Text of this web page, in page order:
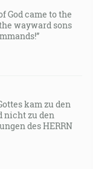
God came to the
wayward sons
kam zu den
nicht zu den
des HERRN